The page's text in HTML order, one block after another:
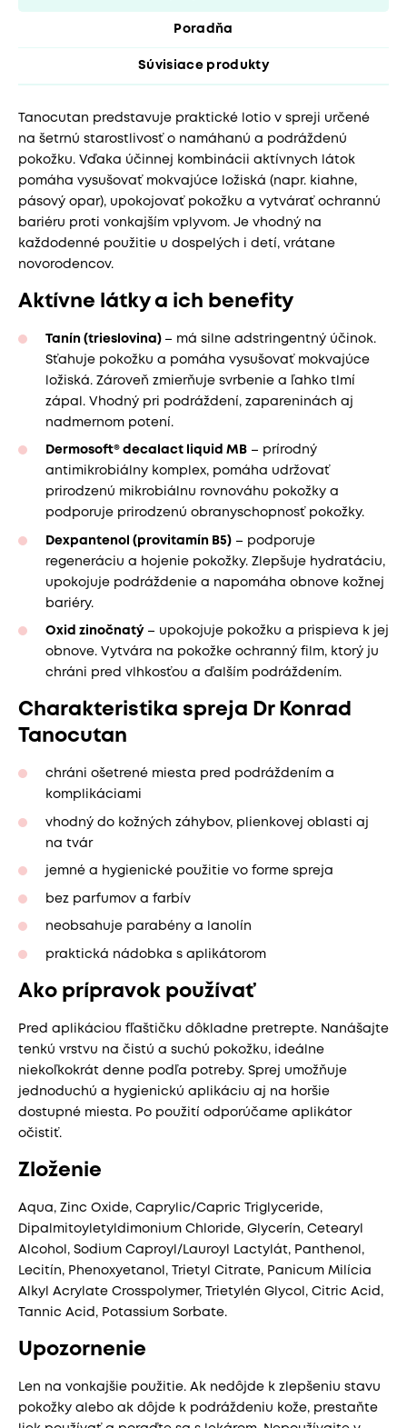
Poradňa
Súvisiace produkty
Tanocutan predstavuje praktické lotio v spreji určené
na šetrnú starostlivosť o namáhanú a podráždenú
pokožku. Vďaka účinnej kombinácii aktívnych látok
pomáha vysušovať mokvajúce ložiská (napr. kiahne,
pásový opar), upokojovať pokožku a vytvárať ochrannú
bariéru proti vonkajším vplyvom. Je vhodný na
každodenné použitie u dospelých i detí, vrátane
novorodencov.
Aktívne látky a ich benefity
Tanín (trieslovina) – má silne adstringentný účinok.
Sťahuje pokožku a pomáha vysušovať mokvajúce
ložiská. Zároveň zmierňuje svrbenie a ľahko tlmí
zápal. Vhodný pri podráždení, zapareninách aj
nadmernom potení.
Dermosoft® decalact liquid MB – prírodný
antimikrobiálny komplex, pomáha udržovať
prirodzenú mikrobiálnu rovnováhu pokožky a
podporuje prirodzenú obranyschopnosť pokožky.
Dexpantenol (provitamín B5) – podporuje
regeneráciu a hojenie pokožky. Zlepšuje hydratáciu,
upokojuje podráždenie a napomáha obnove kožnej
bariéry.
Oxid zinočnatý– upokojuje pokožku a prispieva k jej
obnove. Vytvára na pokožke ochranný film, ktorý ju
chráni pred vlhkosťou a ďalším podráždením.
Charakteristika spreja Dr Konrad
Tanocutan
chráni ošetrené miesta pred podráždením a
komplikáciami
vhodný do kožných záhybov, plienkovej oblasti aj
na tvár
jemné a hygienické použitie vo forme spreja
bez parfumov a farbív
neobsahuje parabény a lanolín
praktická nádobka s aplikátorom
Ako prípravok používať
Pred aplikáciou fľaštičku dôkladne pretrepte. Nanášajte
tenkú vrstvu na čistú a suchú pokožku, ideálne
niekoľkokrát denne podľa potreby. Sprej umožňuje
jednoduchú a hygienickú aplikáciu aj na horšie
dostupné miesta. Po použití odporúčame aplikátor
očistiť.
Zloženie
Aqua, Zinc Oxide, Caprylic/Capric Triglyceride,
Dipalmitoyletyldimonium Chloride, Glycerín, Cetearyl
Alcohol, Sodium Caproyl/Lauroyl Lactylát, Panthenol,
Lecitín, Phenoxyetanol, Trietyl Citrate, Panicum Milícia
Alkyl Acrylate Crosspolymer, Trietylén Glycol, Citric Acid,
Tannic Acid, Potassium Sorbate.
Upozornenie
Len na vonkajšie použitie. Ak nedôjde k zlepšeniu stavu
pokožky alebo ak dôjde k podráždeniu kože, prestaňte